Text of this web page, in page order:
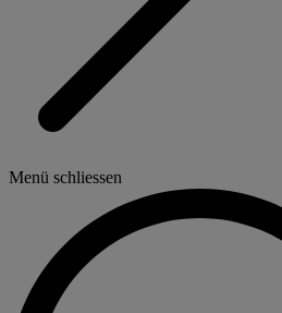
Menü schliessen